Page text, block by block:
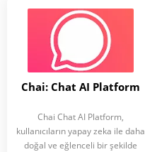
Chai: Chat AI Platform
Chai Chat AI Platform,
kullanıcıların yapay zeka ile daha
doğal ve eğlenceli bir şekilde